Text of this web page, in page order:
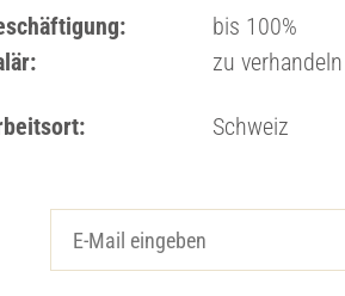
bis 100%
zu
Schweiz